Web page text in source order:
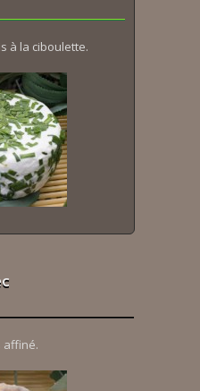
à la ciboulette.
affiné.